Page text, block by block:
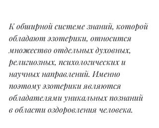
К обширной системе знаний, которой
обладают эзотерики, относится
множество отдельных духовных,
религиозных, психологических и
научных направлений. Именно
поэтому эзотерики являются
обладателями уникальных познаний
в области оздоровления человека.